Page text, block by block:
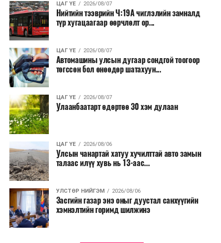
ЦАГ ҮЕ 2026/08/07
Нийтийн тээврийн Ч:19А чиглэлийн замналд
түр хугацаагаар өөрчлөлт ор...
ЦАГ ҮЕ 2026/08/07
Автомашины улсын дугаар сондгой тоогоор
төгссөн бол өнөөдөр шатахуун...
ЦАГ ҮЕ 2026/08/07
Улаанбаатарт өдөртөө 30 хэм дулаан
ЦАГ ҮЕ 2026/08/06
Улсын чанартай хатуу хучилттай авто замын
талаас илүү хувь нь 13-аас...
УЛСТӨР НИЙГЭМ 2026/08/06
Засгийн газар энэ оныг дуустал санхүүгийн
хэмнэлтийн горимд шилжинэ